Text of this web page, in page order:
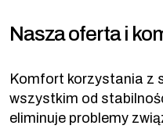
Nasza oferta i
Komfort korzystania z
wszystkim od
eliminuje problemy